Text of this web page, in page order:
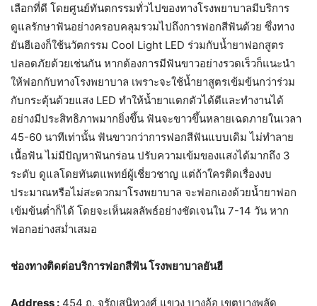
เลือกที่ดี โดยศูนย์ทันตกรรมทั่วไปของทางโรงพยาบาลมีบริการ
ดูแลรักษาฟันอย่างครอบคลุมรวมไปถึงการฟอกสีฟันด้วย ซึ่งทาง
ยันฮีเองก็ใช้นวัตกรรม Cool Light LED ร่วมกับน้ำยาฟอกสูตร
ปลอดภัยด้วยเช่นกัน หากต้องการมีฟันขาวอย่างรวดเร็วก็แนะนำ
ให้ฟอกกับทางโรงพยาบาล เพราะจะใช้น้ำยาสูตรเข้มข้นกว่าร่วม
กับกระตุ้นด้วยแสง LED ทำให้น้ำยาแตกตัวได้ดีและทำงานได้
อย่างมีประสิทธิภาพมากยิ่งขึ้น ฟันจะขาวขึ้นหลายเฉดภายในเวลา
45-60 นาทีเท่านั้น ฟันขาวกว่าการฟอกสีฟันแบบเดิม ไม่ทำลาย
เนื้อฟัน ไม่มีปัญหาฟันกร่อน ปรับความเข้มของแสงได้มากถึง 3
ระดับ ดูแลโดยทันตแพทย์ผู้เชี่ยวชาญ แต่ถ้าใครติดเรื่องงบ
ประมาณหรือไม่สะดวกมาโรงพยาบาล จะฟอกเองด้วยน้ำยาฟอก
เข้มข้นต่ำก็ได้ โดยจะเห็นผลลัพธ์อย่างชัดเจนใน 7-14 วัน หาก
ฟอกอย่างสม่ำเสมอ
ช่องทางติดต่อบริการฟอกสีฟัน โรงพยาบาลยันฮี
Address : 454 ถ. จรัญสนิทวงศ์ แขวง บางอ้อ เขตบางพลัด